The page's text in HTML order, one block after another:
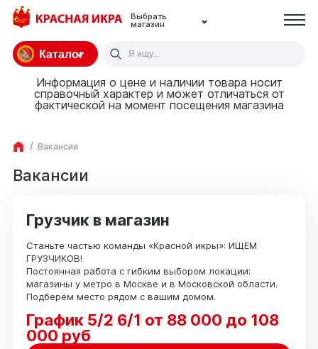
Выбрать
магазин
Каталог
Информация о цене и наличии товара носит
справочный характер и может отличаться от
фактической на момент посещения магазина
Вакансии
Вакансии
Грузчик в магазин
Станьте частью команды «Красной икры»: ИЩЕМ
ГРУЗЧИКОВ!
Постоянная работа с гибким выбором локации:
магазины у метро в Москве и в Московской области.
Подберём место рядом с вашим домом.
График 5/2 6/1 от 88 000 до 108
000 руб